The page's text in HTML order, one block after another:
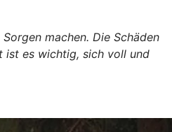
machen. Die Schäden
ist es wichtig, sich voll und